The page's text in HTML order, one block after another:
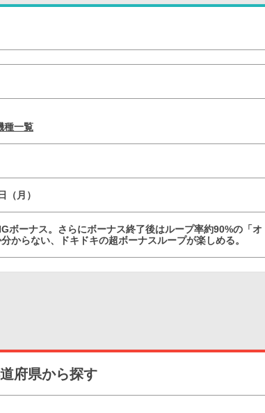
種一覧
（月）
ボーナス。さらにボーナス終了後はループ率約90%の「オ
からない、ドキドキの超ボーナスループが楽しめる。
府県から探す